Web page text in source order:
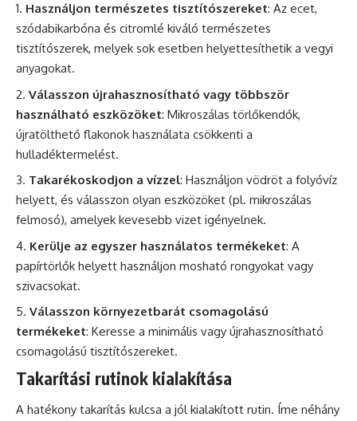
Használjon természetes tisztítószereket: Az ecet,
szódabikarbóna és citromlé kiváló természetes
tisztítószerek, melyek sok esetben helyettesíthetik a vegyi
anyagokat.
Válasszon újrahasznosítható vagy többször
használható eszközöket: Mikroszálas törlőkendők,
újratölthető flakonok használata csökkenti a
hulladéktermelést.
Takarékoskodjon a vízzel: Használjon vödröt a folyóvíz
helyett, és válasszon olyan eszközöket (pl. mikroszálas
felmosó), amelyek kevesebb vizet igényelnek.
Kerülje az egyszer használatos termékeket: A
papírtörlők helyett használjon mosható rongyokat vagy
szivacsokat.
Válasszon környezetbarát csomagolású
termékeket: Keresse a minimális vagy újrahasznosítható
csomagolású tisztítószereket.
Takarítási rutinok kialakítása
A hatékony takarítás kulcsa a jól kialakított rutin. Íme néhány